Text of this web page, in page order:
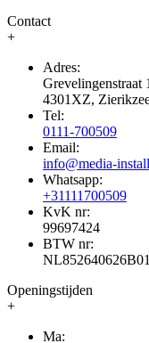
Contact
+
Adres:
Grevelingenstraat
4301XZ,
Tel:
0111-700509
Email:
info@media-
Whatsapp:
+31111700509
KvK nr:
99697424
BTW nr:
NL852640626B01
Openingstijden
+
Ma: